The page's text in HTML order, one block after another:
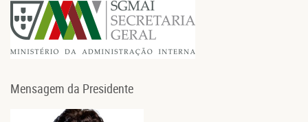
Mensagem da Presidente